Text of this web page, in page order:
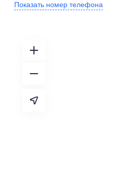
Показать номер телефона